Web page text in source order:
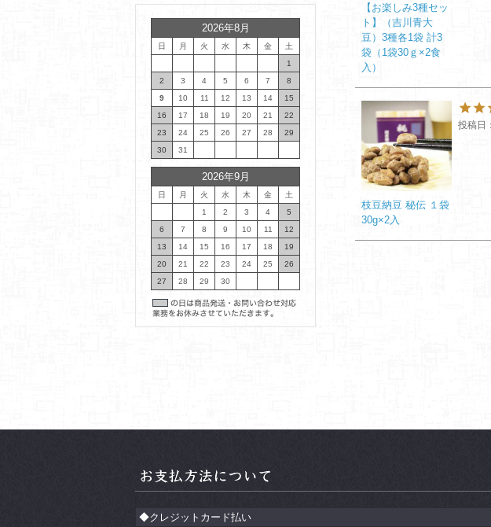
2026年8月
日 月 火 水 木 金
土
1
2
3 4 5 6 7
8
9
10 11 12 13 14
15
16
17 18 19 20 21
22
23
24 25 26 27 28
29
30
31
2026年9月
日 月 火 水 木 金
土
1
2 3 4
5
6
7 8 9 10 11
12
13
14 15 16 17 18
19
20
21 22 23 24 25
26
27
28 29 30
【お楽しみ3種セッ
ト】（吉川青大
豆）3種各1袋 計3
袋（1袋30ｇ×2食
入）
枝豆納豆 秘伝 １袋
30g×2入
投稿日
◆クレジットカード払い